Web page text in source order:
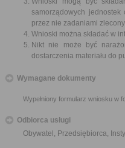
samorządowych
przez nie zadaniami
Wnioski można składać w
Nikt nie może być
dostarczenia materiału do
Wymagane dokumenty
Wypełniony formularz wniosku w
Odbiorca usługi
Obywatel, Przedsiębiorca,